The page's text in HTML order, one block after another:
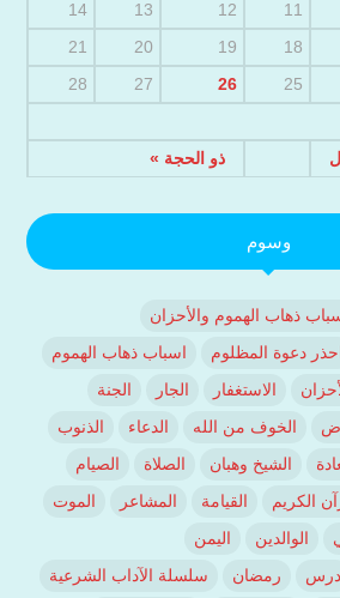
ذو الحجة »
11
12
13
14
18
19
20
21
25
26
27
28
وسوم
ذهاب الهموم والأحزان
دعوة المظلوم
اسباب ذهاب الهموم
الاستغفار الجار
الجنة
الخوف من الله الدعاء
الذنوب
الشيخ وهبان الصلاة
الصيام
الكريم القيامة المشاعر
الموت
الوالدين
اليمن
درس رمضان
سلسلة الآداب الشرعية